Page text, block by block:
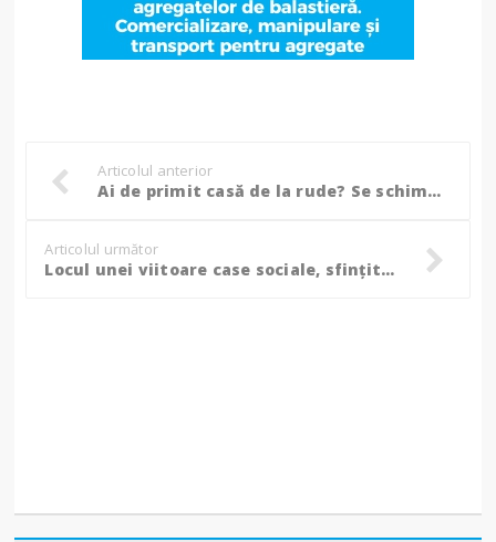
Articolul anterior
Ai de primit casă de la rude? Se schimbă legea moștenirii!
Articolul următor
Locul unei viitoare case sociale, sfințit de un sobor de preoți într-o comună din Botoșani! (Foto)